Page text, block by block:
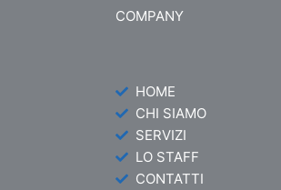
COMPANY
HOME
CHI SIAMO
SERVIZI
LO STAFF
CONTATTI